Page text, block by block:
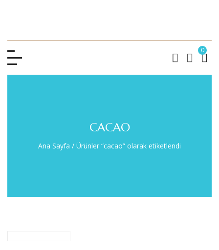
0
CACAO
Ana Sayfa / Ürünler “cacao” olarak etiketlendi